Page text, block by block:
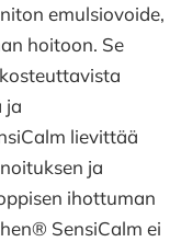
emulsiovoide,
hoitoon. Se
ja
lievittää
ja
ihottuman
SensiCalm ei